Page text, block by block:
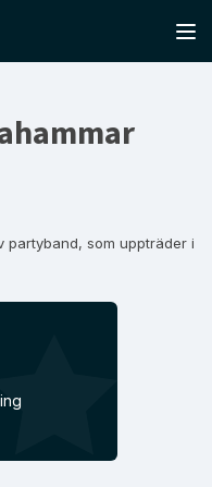
partyband, som uppträder i